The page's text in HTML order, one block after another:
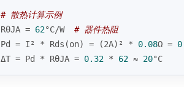
# 散热计算示例
RθJA = 62°C/W # 器件热阻
Pd = I² * Rds(on) = (2A)² * 0.08Ω =
ΔT = Pd * RθJA = 0.32 * 62 ≈ 20°C